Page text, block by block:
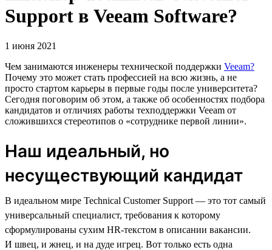
Support в Veeam Software?
1 июня 2021
Чем занимаются инженеры технической поддержки Veeam?
Почему это может стать профессией на всю жизнь, а не
просто стартом карьеры в первые годы после университета?
Сегодня поговорим об этом, а также об особенностях подбора
кандидатов и отличиях работы техподдержки Veeam от
сложившихся стереотипов о «сотруднике первой линии».
Наш идеальный, но
несуществующий кандидат
В идеальном мире Technical Customer Support — это тот самый
универсальный специалист, требования к которому
сформулированы сухим HR-текстом в описании вакансии.
И швец, и жнец, и на дуде игрец. Вот только есть одна